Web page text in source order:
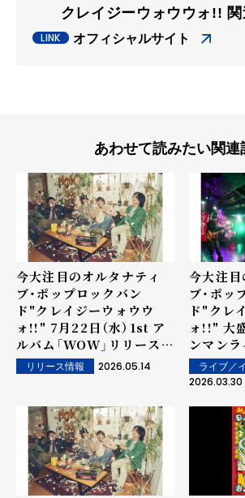
クレイジーウォウウォ!! 関
オフィシャルサイト
あわせて読みたい関連
今大注目のオルタナティ
ブ・ポップロックバン
ド"クレイジーウォウウ
ォ!!" 7月22日（水）1st ア
ルバム「WOW」リリース決
定！リリース情報 2026.05.14
今大注目
ブ・ポッ
ド"クレ
ォ!!" 大盛況となった初ワ
ンマンライブ
阪で自主
催を発表
ライブ／
2026.03.30